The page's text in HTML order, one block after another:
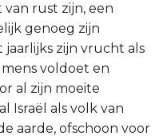
rust zijn, een
genoeg zijn
zijn vrucht als
voldoet en
al zijn moeite
Israël als volk van
aarde, ofschoon voor